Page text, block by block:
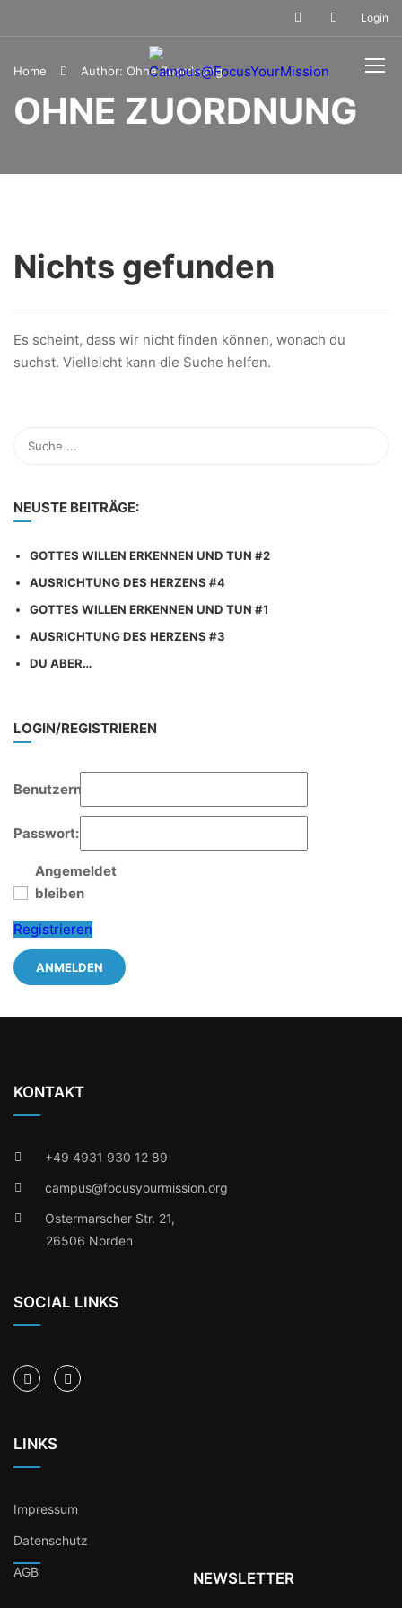
Login
Home Author: Ohne Zuordnung
OHNE ZUORDNUNG
Nichts gefunden
Es scheint, dass wir nicht finden können, wonach du
suchst. Vielleicht kann die Suche helfen.
NEUSTE BEITRÄGE:
GOTTES WILLEN ERKENNEN UND TUN #2
AUSRICHTUNG DES HERZENS #4
GOTTES WILLEN ERKENNEN UND TUN #1
AUSRICHTUNG DES HERZENS #3
DU ABER…
LOGIN/REGISTRIEREN
Benutzername:
Passwort:
Angemeldet
bleiben
Registrieren
ANMELDEN
KONTAKT
+49 4931 930 12 89
campus@focusyourmission.org
Ostermarscher Str. 21,
26506 Norden
SOCIAL LINKS
LINKS
Impressum
Datenschutz
AGB NEWSLETTER